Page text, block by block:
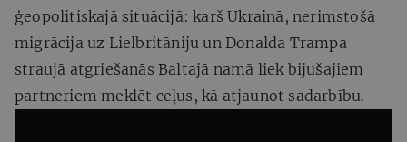
ģeopolitiskajā situācijā: karš Ukrainā, nerimstošā
migrācija uz Lielbritāniju un Donalda Trampa
straujā atgriešanās Baltajā namā liek bijušajiem
partneriem meklēt ceļus, kā atjaunot sadarbību.